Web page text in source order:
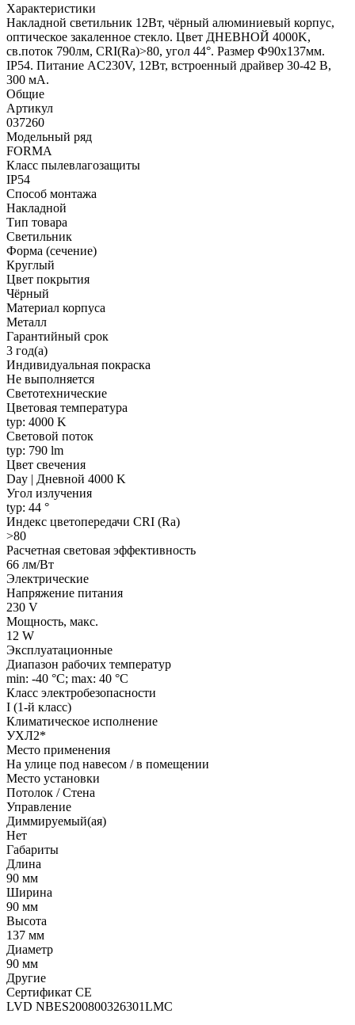
Характеристики
Накладной светильник 12Вт, чёрный алюминиевый корпус,
оптическое закаленное стекло. Цвет ДНЕВНОЙ 4000K,
св.поток 790лм, CRI(Ra)>80, угол 44°. Размер Ф90x137мм.
IP54. Питание AC230V, 12Вт, встроенный драйвер 30-42 В,
300 мА.
Общие
Артикул
037260
Модельный ряд
FORMA
Класс пылевлагозащиты
IP54
Способ монтажа
Накладной
Тип товара
Светильник
Форма (сечение)
Круглый
Цвет покрытия
Чёрный
Материал корпуса
Металл
Гарантийный срок
3 год(а)
Индивидуальная покраска
Не выполняется
Светотехнические
Цветовая температура
typ: 4000 K
Световой поток
typ: 790 lm
Цвет свечения
Day | Дневной 4000 K
Угол излучения
typ: 44 °
Индекс цветопередачи CRI (Ra)
>80
Расчетная световая эффективность
66 лм/Вт
Электрические
Напряжение питания
230 V
Мощность, макс.
12 W
Эксплуатационные
Диапазон рабочих температур
min: -40 °C; max: 40 °C
Класс электробезопасности
I (1-й класс)
Климатическое исполнение
УХЛ2*
Место применения
На улице под навесом / в помещении
Место установки
Потолок / Cтена
Управление
Диммируемый(ая)
Нет
Габариты
Длина
90 мм
Ширина
90 мм
Высота
137 мм
Диаметр
90 мм
Другие
Сертификат CE
LVD NBES200800326301LMC